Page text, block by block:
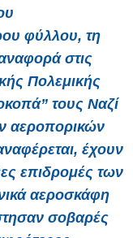
φύλλου, τη
στις
Πολεμικής
τους Ναζί
αεροπορικών
έχουν
επιδρομές των
αεροσκάφη
σοβαρές